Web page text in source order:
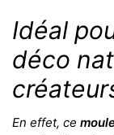
Idéal
déco
En effet, ce